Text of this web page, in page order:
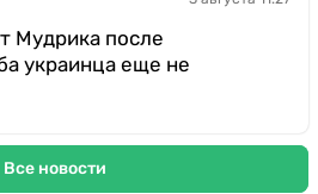
Мудрика после
украинца еще не
Все новости